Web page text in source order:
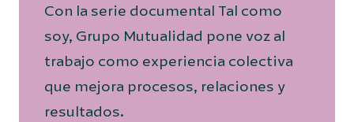
Con la serie documental Tal como
soy, Grupo Mutualidad pone voz al
trabajo como experiencia colectiva
que mejora procesos, relaciones y
resultados.